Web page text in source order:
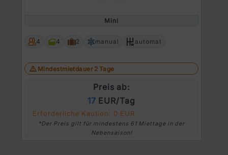
Mini
4 4 2 manual automat
Mindestmietdauer 2 Tage
Preis ab:
17 EUR/Tag
Erforderliche Kaution: 0 EUR
*Der Preis gilt für mindestens 61 Miettage in der
Nebensaison!